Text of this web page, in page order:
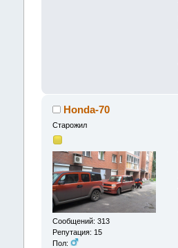
Honda-70
Старожил
Сообщений: 313
Репутация: 15
Пол: